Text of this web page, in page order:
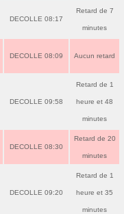
DECOLLE 08:17
Retard de 7
minutes
DECOLLE 08:09 Aucun retard
DECOLLE 09:58
Retard de 1
heure et 48
minutes
DECOLLE 08:30
Retard de 20
minutes
DECOLLE 09:20
Retard de 1
heure et 35
minutes